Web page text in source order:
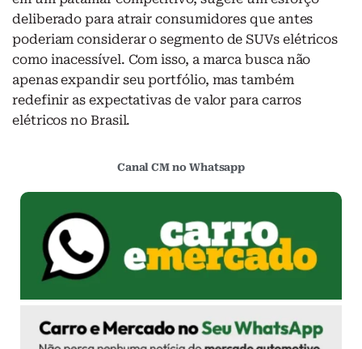
deliberado para atrair consumidores que antes
poderiam considerar o segmento de SUVs elétricos
como inacessível. Com isso, a marca busca não
apenas expandir seu portfólio, mas também
redefinir as expectativas de valor para carros
elétricos no Brasil.
Canal CM no Whatsapp